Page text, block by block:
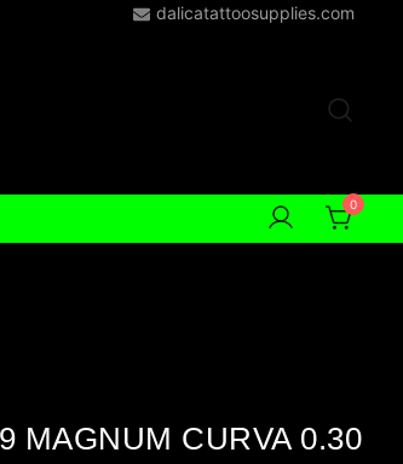
dalicatattoosupplies.com
0
MAGNUM CURVA 0.30